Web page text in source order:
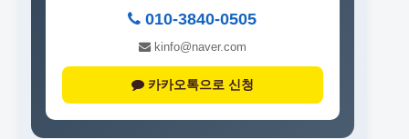
010-3840-0505
kinfo@naver.com
카카오톡으로 신청